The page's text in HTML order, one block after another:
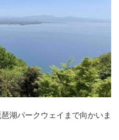
湖パークウェイまで向かいま